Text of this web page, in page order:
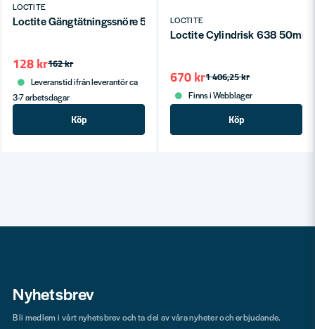
LOCTITE
Loctite Gängtätningssnöre 55 (50m)
162 kr
128 kr
Leveranstid ifrån leverantör ca
3-7 arbetsdagar
Köp
LOCTITE
Loctite Cylindrisk 638 50ml
1 406,25 kr
670 kr
Finns i Webblager
Köp
Nyhetsbrev
Bli medlem i vårt nyhetsbrev och ta del av våra nyheter och erbjudande.